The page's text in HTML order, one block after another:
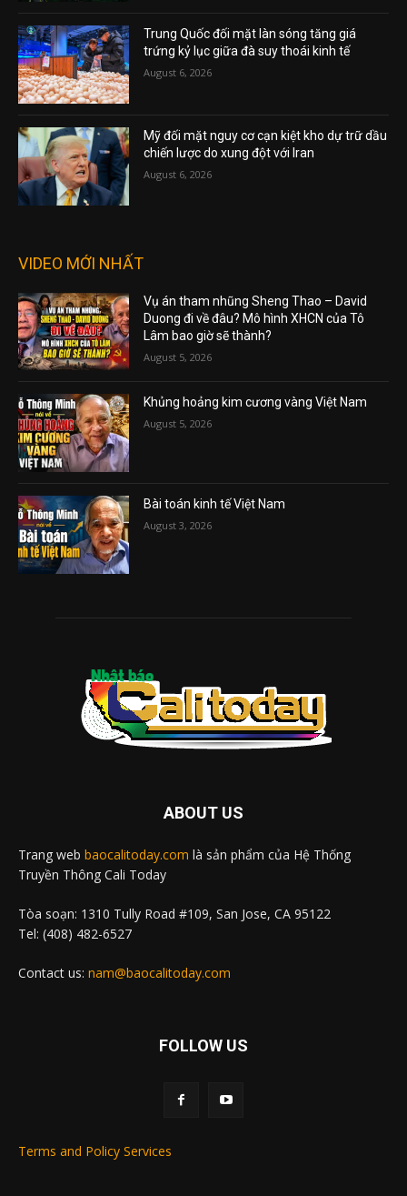
Trung Quốc đối mặt làn sóng tăng giá
trứng kỷ lục giữa đà suy thoái kinh tế
August 6, 2026
Mỹ đối mặt nguy cơ cạn kiệt kho dự trữ dầu
chiến lược do xung đột với Iran
August 6, 2026
VIDEO MỚI NHẤT
Vụ án tham nhũng Sheng Thao – David
Duong đi về đâu? Mô hình XHCN của Tô
Lâm bao giờ sẽ thành?
August 5, 2026
Khủng hoảng kim cương vàng Việt Nam
August 5, 2026
Bài toán kinh tế Việt Nam
August 3, 2026
ABOUT US
Trang web baocalitoday.com là sản phẩm của Hệ Thống
Truyền Thông Cali Today
Tòa soạn: 1310 Tully Road #109, San Jose, CA 95122
Tel: (408) 482-6527
Contact us: nam@baocalitoday.com
FOLLOW US
Terms and Policy Services